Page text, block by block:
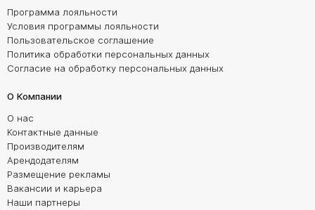
Программа лояльности
Условия программы лояльности
Пользовательское соглашение
Политика обработки персональных данных
Согласие на обработку персональных данных
О Компании
О нас
Контактные данные
Производителям
Арендодателям
Размещение рекламы
Вакансии и карьера
Наши партнеры